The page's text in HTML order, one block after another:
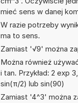
mieć sens w danej
W razie potrzeby
ma to sens.
Zamiast '√9' można
Można również
i tan. Przykład: 2 exp
sin(π/2) lub sin(90)
Zamiast '4^3' można